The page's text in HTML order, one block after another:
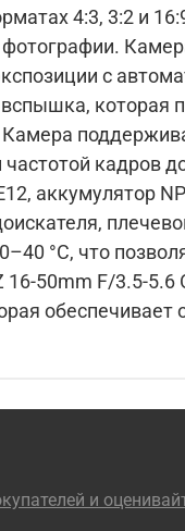
4:3, 3:2 и
настройки выдержки и диафрагмы, а также
с
которая
до 120 в секунду. В комплект
аккумулятор
плечевой ремень и
°C, что позволяет
16-50mm F/3.5-
обеспечивает